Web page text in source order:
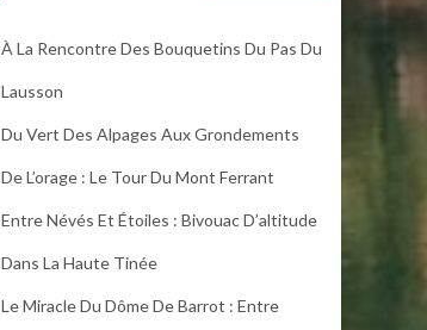
À La Rencontre Des Bouquetins Du Pas Du
Lausson
Du Vert Des Alpages Aux Grondements
De L’orage : Le Tour Du Mont Ferrant
Entre Névés Et Étoiles : Bivouac D’altitude
Dans La Haute Tinée
Le Miracle Du Dôme De Barrot : Entre